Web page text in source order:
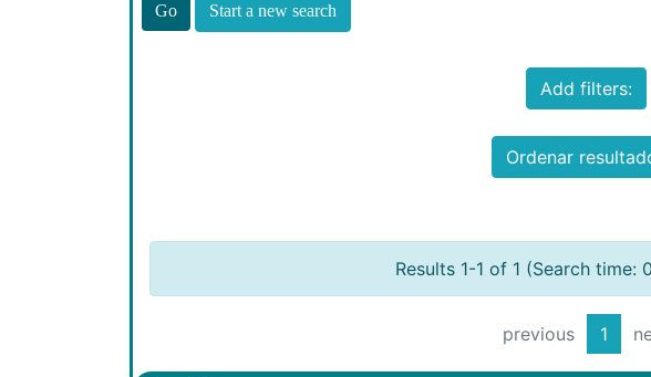
Start a new search
Add filters:
Ordenar
Results 1-1 of 1 (Search time:
previous 1